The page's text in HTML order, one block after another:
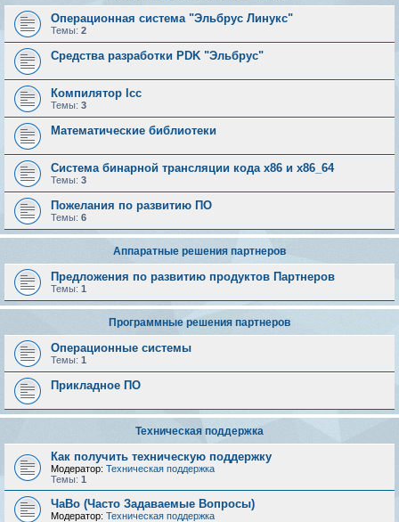
Операционная система "Эльбрус Линукс"
Темы: 2
Средства разработки PDK "Эльбрус"
Компилятор lcc
Темы: 3
Математические библиотеки
Система бинарной трансляции кода х86 и х86_64
Темы: 3
Пожелания по развитию ПО
Темы: 6
Аппаратные решения партнеров
Предложения по развитию продуктов Партнеров
Темы: 1
Программные решения партнеров
Операционные системы
Темы: 1
Прикладное ПО
Техническая поддержка
Как получить техническую поддержку
Модератор: Техническая поддержка
Темы: 1
ЧаВо (Часто Задаваемые Вопросы)
Модератор: Техническая поддержка